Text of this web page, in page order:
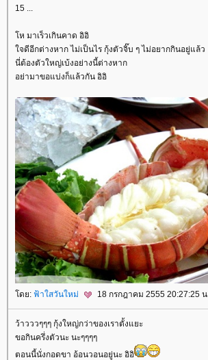
15 ...
ห มาเร็วเกินคาด อิอิ
จดีอีกต่างหาก ไม่เป็นไร กุ้งตัวจิ๊บ ๆ ไม่อยากกินอยู่แล้ว
นี่ต้องตัวใหญ่เบ้งอย่างนี้ต่างหาก
อย่ามาขอแบ่งก็แล้วกัน อิอิ
ดย: ฟ้าใสวันใหม่ 18 กรกฎาคม 2555 20:27:25 น.
ว้าวววๆๆๆ กุ้งใหญ่กว่าของเราตั้งแยะ
ขอกินครึ่งตัวนะ นะๆๆๆๆ
ตอนนี้นั่งกอดขา อ้อนวอนอยู่นะ อิอิ